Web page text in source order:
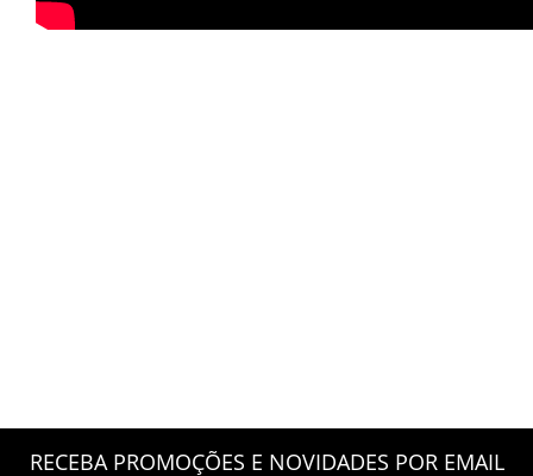
RECEBA PROMOÇÕES E NOVIDADES POR EMAIL